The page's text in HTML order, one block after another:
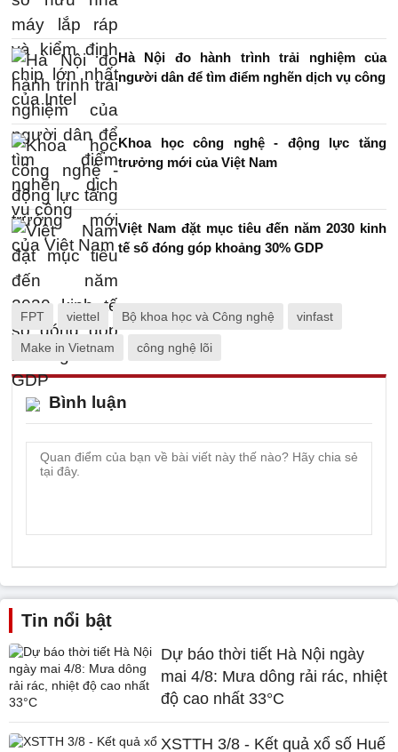
Hà Nội đo hành trình trải nghiệm của
người dân để tìm điểm nghẽn dịch vụ công
Khoa học công nghệ - động lực tăng
trưởng mới của Việt Nam
Việt Nam đặt mục tiêu đến năm 2030 kinh
tế số đóng góp khoảng 30% GDP
FPT viettel Bộ khoa học và Công nghệ vinfast
Make in Vietnam công nghệ lõi
Bình luận
Tin nổi bật
Dự báo thời tiết Hà Nội ngày
mai 4/8: Mưa dông rải rác, nhiệt
độ cao nhất 33°C
XSTTH 3/8 - Kết quả xổ số Huế